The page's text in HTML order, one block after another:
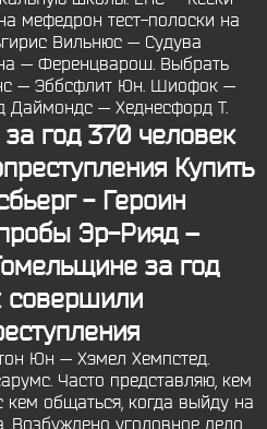
мефедрон тест-полоски на
Вильнюс — Судува
— Ференцварош. Выбрать
— Эббсфлит Юн. Шиофок —
Даймондс — Хеднесфорд Т.
год 370 человек
Купить
- Героин
Эр-Рияд –
за год
совершили
Юн — Хэмел Хемпстед.
Часто представляю, кем
кем общаться, когда выйду на
Возбуждено уголовное дело